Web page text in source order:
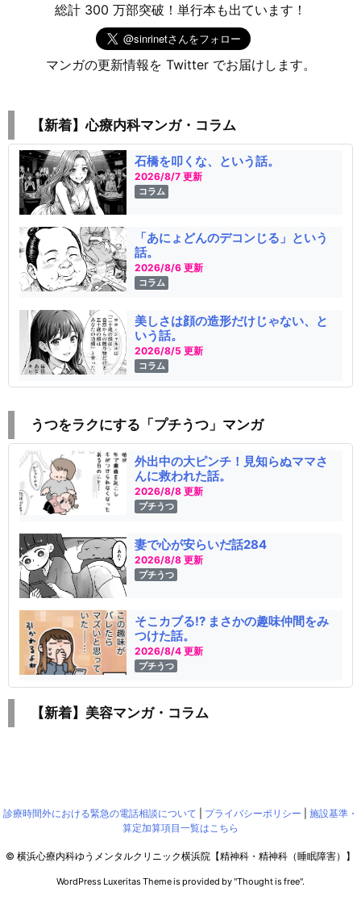
総計 300 万部突破！単行本も出ています！
マンガの更新情報を Twitter でお届けします。
【新着】心療内科マンガ・コラム
石橋を叩くな、という話。
2026/8/7 更新
コラム
「あにょどんのデコンじる」という
話。
2026/8/6 更新
コラム
美しさは顔の造形だけじゃない、と
いう話。
2026/8/5 更新
コラム
うつをラクにする「プチうつ」マンガ
外出中の大ピンチ！見知らぬママさ
んに救われた話。
2026/8/8 更新
プチうつ
妻で心が安らいだ話284
2026/8/8 更新
プチうつ
そこカブる!? まさかの趣味仲間をみ
つけた話。
2026/8/4 更新
プチうつ
【新着】美容マンガ・コラム
診療時間外における緊急の電話相談について プライバシーポリシー
施設基準・
算定加算項目一覧はこちら
© 横浜心療内科ゆうメンタルクリニック横浜院【精神科・精神科（睡眠障害）】
WordPress Luxeritas Theme is provided by "Thought is free".